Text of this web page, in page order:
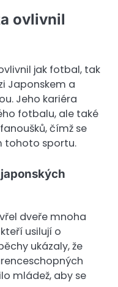
ovlivnil
jak fotbal, tak
Japonskem a
Jeho kariéra
fotbalu, ale také
čímž se
tohoto sportu.
dveře mnoha
usilují o
ukázaly, že
mládež, aby se